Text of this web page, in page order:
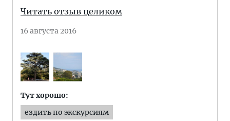
Читать отзыв целиком
16 августа 2016
Тут хорошо:
ездить по экскурсиям